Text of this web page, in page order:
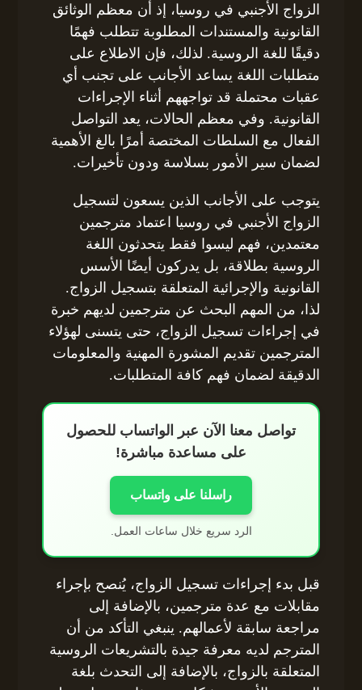
الزواج الأجنبي في روسيا، إذ أن معظم الوثائق
القانونية والمستندات المطلوبة تتطلب فهمًا
دقيقًا للغة الروسية. لذلك، فإن الاطلاع على
متطلبات اللغة يساعد الأجانب على تجنب أي
عقبات محتملة قد تواجههم أثناء الإجراءات
القانونية. وفي معظم الحالات، يعد التواصل
الفعال مع السلطات المختصة أمرًا بالغ الأهمية
لضمان سير الأمور بسلاسة ودون تأخيرات.
يتوجب على الأجانب الذين يسعون لتسجيل
الزواج الأجنبي في روسيا اعتماد مترجمين
معتمدين، فهم ليسوا فقط يتحدثون اللغة
الروسية بطلاقة، بل يدركون أيضًا الأسس
القانونية والإجرائية المتعلقة بتسجيل الزواج.
لذا، من المهم البحث عن مترجمين لديهم خبرة
في إجراءات تسجيل الزواج، حتى يتسنى لهؤلاء
المترجمين تقديم المشورة المهنية والمعلومات
الدقيقة لضمان فهم كافة المتطلبات.
تواصل معنا الآن عبر الواتساب للحصول
على مساعدة مباشرة!
راسلنا على واتساب
الرد سريع خلال ساعات العمل.
قبل بدء إجراءات تسجيل الزواج، يُنصح بإجراء
مقابلات مع عدة مترجمين، بالإضافة إلى
مراجعة سابقة لأعمالهم. ينبغي التأكد من أن
المترجم لديه معرفة جيدة بالتشريعات الروسية
المتعلقة بالزواج، بالإضافة إلى التحدث بلغة